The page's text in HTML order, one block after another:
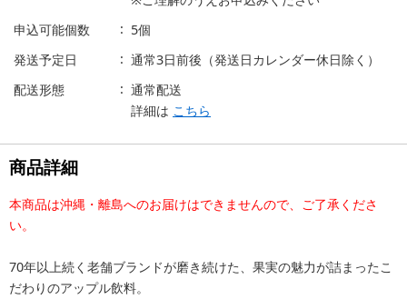
申込可能個数
5個
発送予定日
通常3日前後（発送日カレンダー休日除く）
配送形態
通常配送
詳細は こちら
商品詳細
本商品は沖縄・離島へのお届けはできませんので、ご了承くださ
い。
70年以上続く老舗ブランドが磨き続けた、果実の魅力が詰まったこ
だわりのアップル飲料。